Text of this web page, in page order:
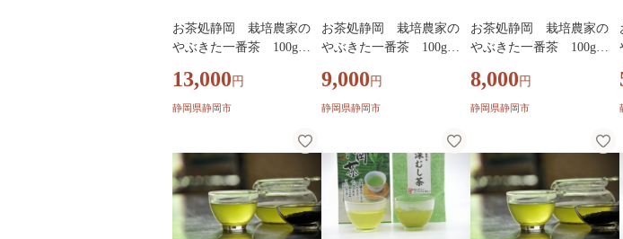
お茶処静岡 栽培農家の
やぶきた一番茶 100g入×
13,000 円
静岡県静岡市
お茶処静岡 栽培農家の
やぶきた一番茶 100g入×
9,000 円
静岡県静岡市
お茶処静岡 栽培農家の
やぶきた一番茶 100g入×
8,000 円
静岡県静岡市